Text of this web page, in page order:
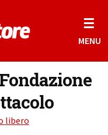
☰
MENU
libero